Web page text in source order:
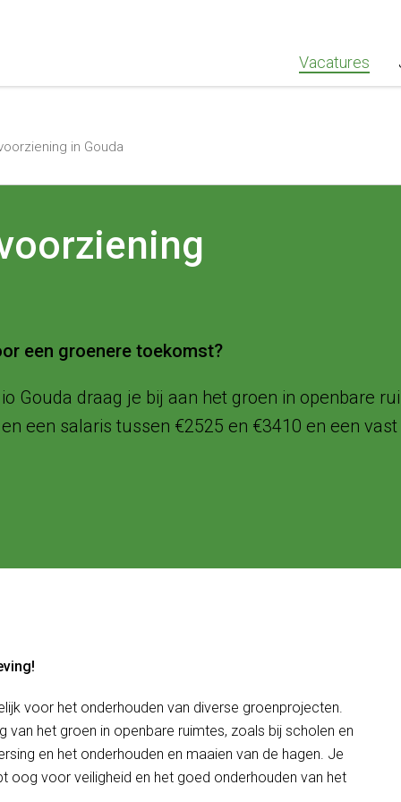
Vacatures
in Gouda
een groenere toekomst?
Gouda draag je bij aan het groen in openbare
een salaris tussen €2525 en €3410 en een
voor het onderhouden van diverse groenprojecten.
het groen in openbare ruimtes, zoals bij scholen en
en het onderhouden en maaien van de hagen. Je
oog voor veiligheid en het goed onderhouden van het